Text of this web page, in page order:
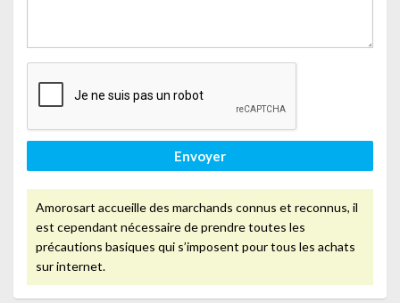
Envoyer
Amorosart accueille des marchands connus et reconnus, il
est cependant nécessaire de prendre toutes les
précautions basiques qui s’imposent pour tous les achats
sur internet.